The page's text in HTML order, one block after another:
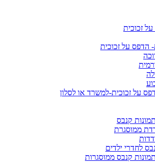
זכוכית
הדפס על זכוכית
על זכוכית-למשרד או לסלון
קנבס
ממוסגרת
לחדרי ילדים
קנבס ממוסגרות